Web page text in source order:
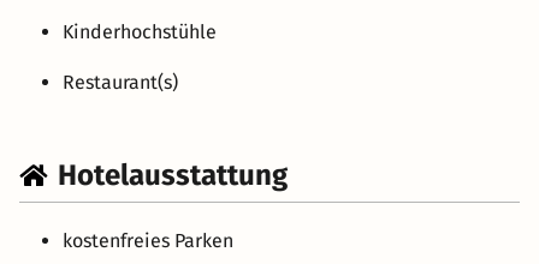
Kinderhochstühle
Restaurant(s)
Hotelausstattung
kostenfreies Parken